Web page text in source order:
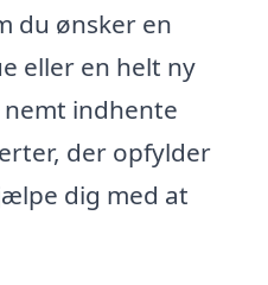
du ønsker en
eller en helt ny
indhente
der opfylder
dig med at